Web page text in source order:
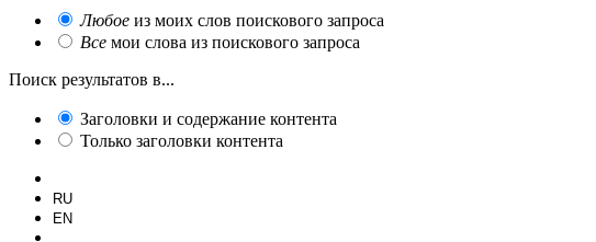
Любое из моих слов поискового запроса
Все мои слова из поискового запроса
Поиск результатов в...
Заголовки и содержание контента
Только заголовки контента
RU
EN